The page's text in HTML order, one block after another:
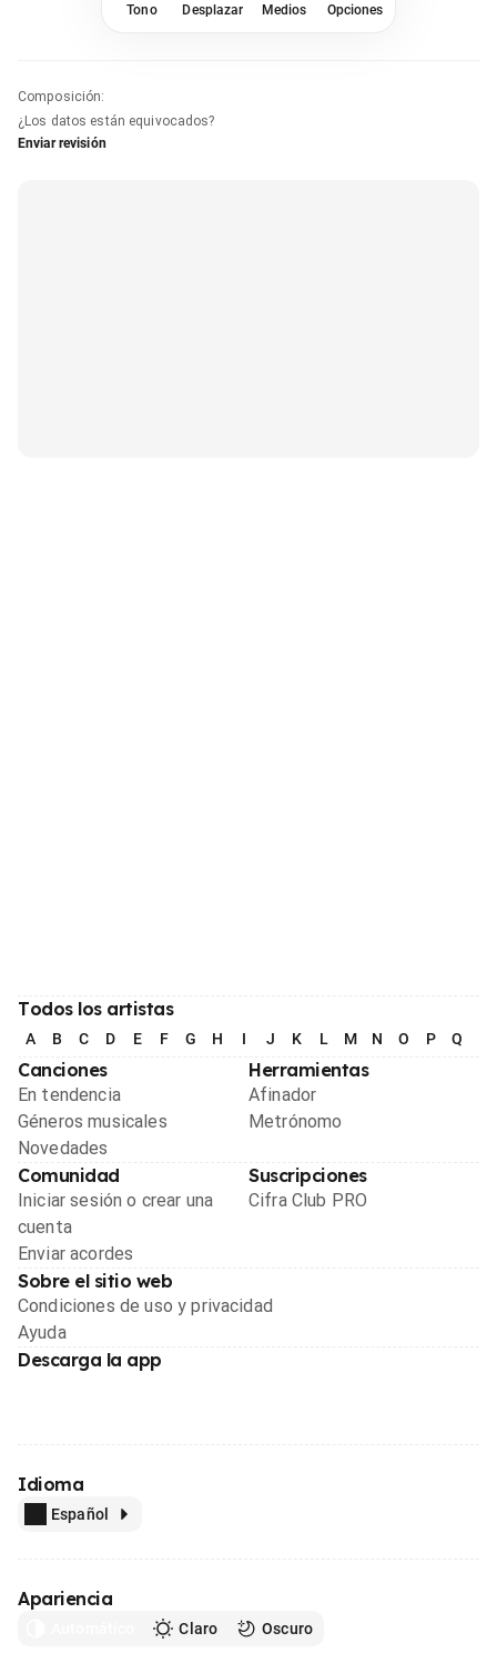
Tono Desplazar Medios Opciones
Composición:
¿Los datos están equivocados?
Enviar revisión
Todos los artistas
A B C D E F G H I J K L M N O P Q
Canciones
En tendencia
Géneros musicales
Novedades
Herramientas
Afinador
Metrónomo
Comunidad
Iniciar sesión o crear una
cuenta
Enviar acordes
Suscripciones
Cifra Club PRO
Sobre el sitio web
Condiciones de uso y privacidad
Ayuda
Descarga la app
Idioma
Español
Apariencia
Claro Oscuro